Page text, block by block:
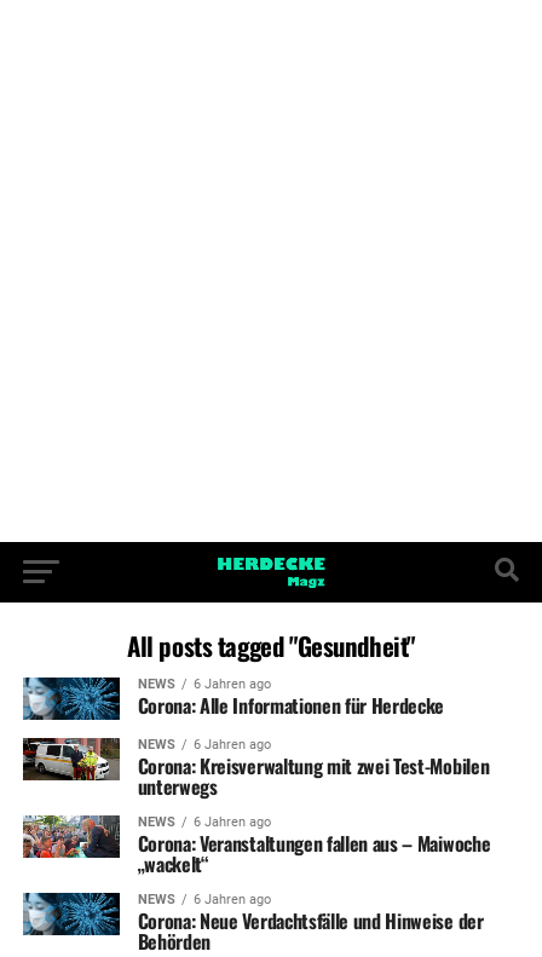
All posts tagged "Gesundheit"
NEWS 6 Jahren ago
Corona: Alle Informationen für Herdecke
NEWS 6 Jahren ago
Corona: Kreisverwaltung mit zwei Test-Mobilen
unterwegs
NEWS 6 Jahren ago
Corona: Veranstaltungen fallen aus – Maiwoche
„wackelt“
NEWS 6 Jahren ago
Corona: Neue Verdachtsfälle und Hinweise der
Behörden